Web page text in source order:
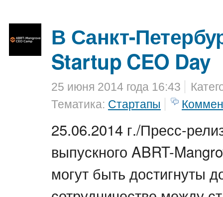
В Санкт-
Startup CEO Day
25 июня 2014 года 16:43
Тематика: Стартапы
25.06.2014 г./Пресс-
выпускного ABRT-
могут быть достигнуты